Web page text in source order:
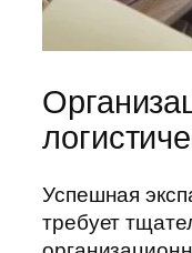
Успешная
требует